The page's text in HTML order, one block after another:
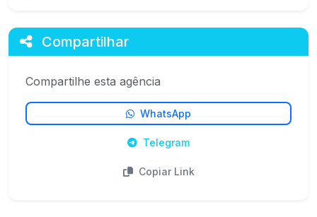
Compartilhar
Compartilhe esta agência
WhatsApp
Telegram
Copiar Link